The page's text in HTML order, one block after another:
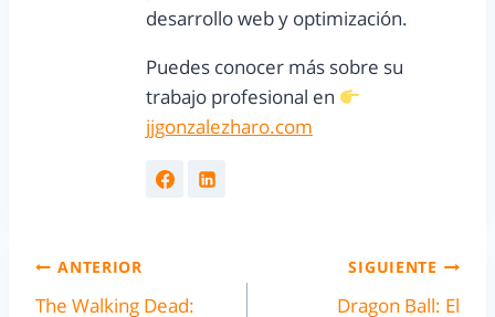
desarrollo web y optimización.
Puedes conocer más sobre su
trabajo profesional en
jjgonzalezharo.com
ANTERIOR
The Walking Dead:
SIGUIENTE
Dragon Ball: El